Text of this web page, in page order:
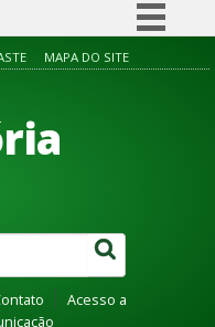
Simplifique!
Acesso à informação
Canais
MAPA DO SITE
Acesso a